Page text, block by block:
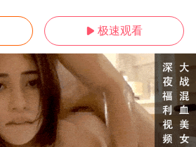
 极速观看